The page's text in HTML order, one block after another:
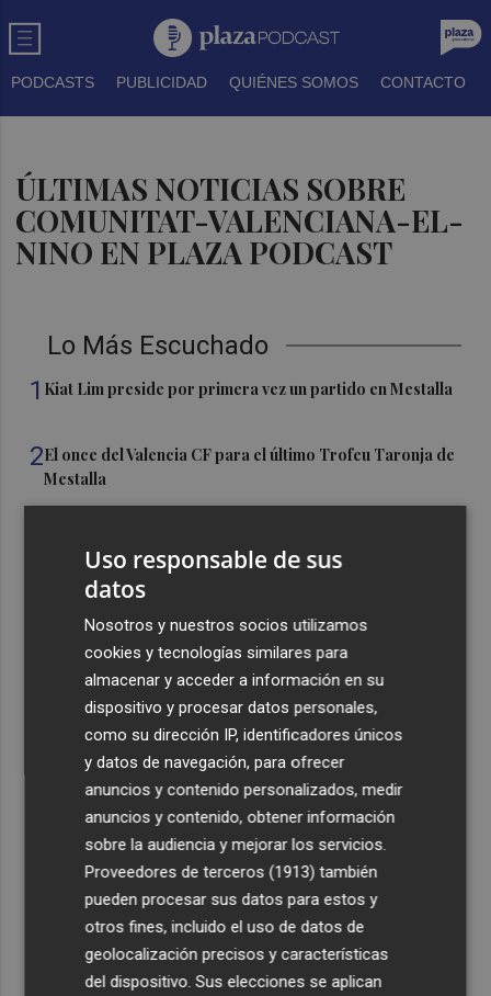
PODCASTS PUBLICIDAD QUIÉNES SOMOS CONTACTO
ÚLTIMAS NOTICIAS SOBRE
COMUNITAT-VALENCIANA-EL-
NINO EN PLAZA PODCAST
Lo Más Escuchado
1 Kiat Lim preside por primera vez un partido en Mestalla
2El once del Valencia CF para el último Trofeu Taronja de
Mestalla
el día del eclipse
queremos ver en la Liga”
Ocho helicópteros, un avión y más de 100 brigadas se
movilizan en Moratalla por un incendio forestal
Recibe toda la actualidad de
Plaza Podcast en tu correo
Quiero suscribirme
Uso responsable de sus
datos
Nosotros y nuestros socios utilizamos
cookies y tecnologías similares para
almacenar y acceder a información en su
dispositivo y procesar datos personales,
como su dirección IP, identificadores únicos
y datos de navegación, para ofrecer
anuncios y contenido personalizados, medir
anuncios y contenido, obtener información
sobre la audiencia y mejorar los servicios.
Proveedores de terceros (1913) también
pueden procesar sus datos para estos y
otros fines, incluido el uso de datos de
geolocalización precisos y características
del dispositivo. Sus elecciones se aplican